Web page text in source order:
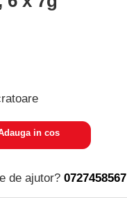
in cos
de ajutor? 0727458567